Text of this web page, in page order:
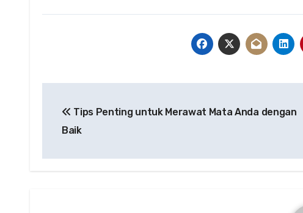
navigation
Tips Penting untuk Merawat Mata Anda dengan
Baik